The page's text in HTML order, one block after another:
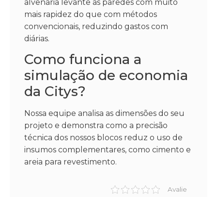
alvenaria levante as paredes com muito
mais rapidez do que com métodos
convencionais, reduzindo gastos com
diárias.
Como funciona a
simulação de economia
da Citys?
Nossa equipe analisa as dimensões do seu
projeto e demonstra como a precisão
técnica dos nossos blocos reduz o uso de
insumos complementares, como cimento e
areia para revestimento.
Avalie